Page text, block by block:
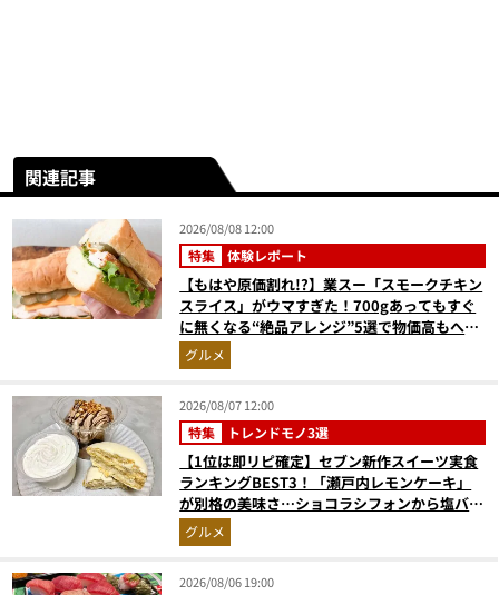
関連記事
2026/08/08 12:00
特集 体験レポート
【もはや原価割れ!?】業スー「スモークチキン
スライス」がウマすぎた！700gあってもすぐ
に無くなる“絶品アレンジ”5選で物価高もへっ
ちゃら
グルメ
2026/08/07 12:00
特集 トレンドモノ3選
【1位は即リピ確定】セブン新作スイーツ実食
ランキングBEST3！「瀬戸内レモンケーキ」
が別格の美味さ…ショコラシフォンから塩バニ
ラプリンまで本気レビュー
グルメ
2026/08/06 19:00